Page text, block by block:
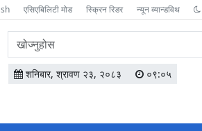
एसिएबिलिटी मोड स्क्रिन रिडर न्यून व्यान्डविथ
वेबसाइटमा
सामग्री
खोज्नुहोस
शनिबार, श्रावण २३, २०८३ ०९:०५